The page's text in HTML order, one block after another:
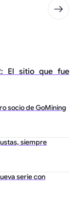
El sitio que fue
socio de GoMining
siempre
serie con